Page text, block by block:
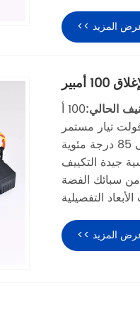
المزيد >>
الحالي:100 أ
جيدة التكييف
سبائك الفضة
التفصيلية
المزيد >>